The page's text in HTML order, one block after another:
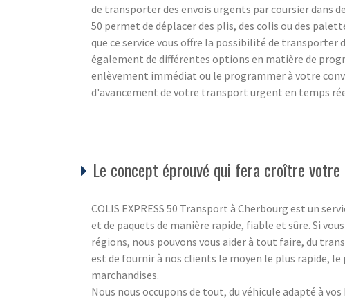
de transporter des envois urgents par coursier dans
50 permet de déplacer des plis, des colis ou des
que ce service vous offre la possibilité de transporter
également de différentes options en matière de
enlèvement immédiat ou le programmer à votre
d'avancement de votre transport urgent en temps
Le concept éprouvé qui fera croître
COLIS EXPRESS 50 Transport à Cherbourg est un
et de paquets de manière rapide, fiable et sûre. Si
régions, nous pouvons vous aider à tout faire, du
est de fournir à nos clients le moyen le plus rapide,
marchandises.
Nous nous occupons de tout, du véhicule adapté à